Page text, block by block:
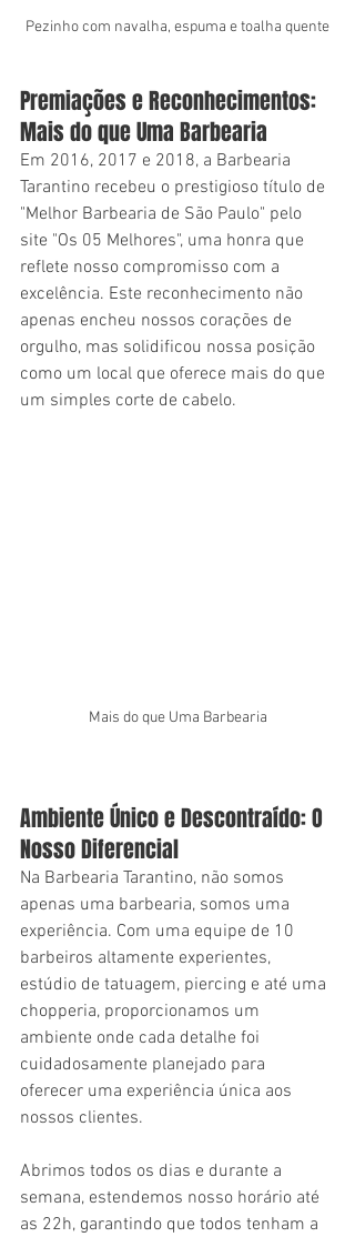
Pezinho com navalha, espuma e toalha quente
Premiações e Reconhecimentos:
Mais do que Uma Barbearia
Em 2016, 2017 e 2018, a Barbearia
Tarantino recebeu o prestigioso título de
"Melhor Barbearia de São Paulo" pelo
site "Os 05 Melhores", uma honra que
reflete nosso compromisso com a
excelência. Este reconhecimento não
apenas encheu nossos corações de
orgulho, mas solidificou nossa posição
como um local que oferece mais do que
um simples corte de cabelo.
Mais do que Uma Barbearia
Ambiente Único e Descontraído: O
Nosso Diferencial
Na Barbearia Tarantino, não somos
apenas uma barbearia, somos uma
experiência. Com uma equipe de 10
barbeiros altamente experientes,
estúdio de tatuagem, piercing e até uma
chopperia, proporcionamos um
ambiente onde cada detalhe foi
cuidadosamente planejado para
oferecer uma experiência única aos
nossos clientes.
Abrimos todos os dias e durante a
semana, estendemos nosso horário até
as 22h, garantindo que todos tenham a